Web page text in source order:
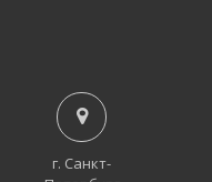
г. Санкт-